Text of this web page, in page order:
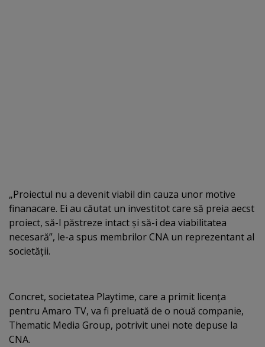
„Proiectul nu a devenit viabil din cauza unor motive
finanacare. Ei au căutat un investitot care să preia aecst
proiect, să-l păstreze intact şi să-i dea viabilitatea
necesară”, le-a spus membrilor CNA un reprezentant al
societăţii.
Concret, societatea Playtime, care a primit licenţa
pentru Amaro TV, va fi preluată de o nouă companie,
Thematic Media Group, potrivit unei note depuse la
CNA.